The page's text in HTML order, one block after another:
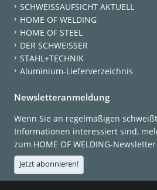
SCHWEISSAUFSICHT AKTUELL
HOME OF WELDING
HOME OF STEEL
DER SCHWEISSER
STAHL+TECHNIK
Aluminium-Lieferverzeichnis
Newsletteranmeldung
Wenn Sie an regelmäßigen
Informationen interessiert sind,
zum HOME OF WELDING-
Jetzt abonnieren!